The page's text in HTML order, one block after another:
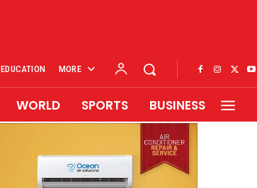
EDUCATION MORE
WORLD SPORTS BUSINESS